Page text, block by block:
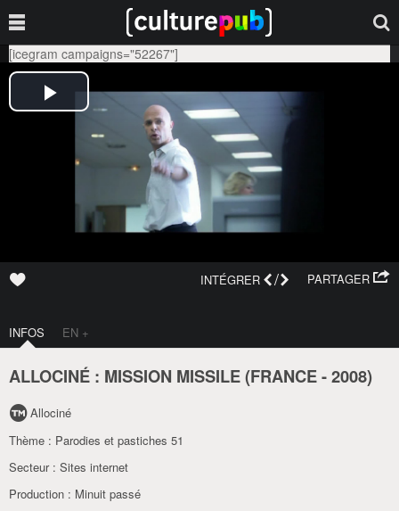
[icegram campaigns="52267"]
PARTAGER
INTÉGRER /
INFOS EN +
ALLOCINÉ : MISSION MISSILE (FRANCE-2008)
Allociné
Thème : Parodies et pastiches 51
Secteur : Sites internet
Production : Minuit passé